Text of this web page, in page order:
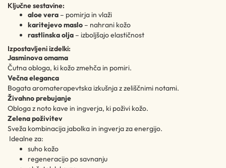
Ključne sestavine:
aloe vera – pomirja in vlaži
karitejevo maslo – nahrani kožo
rastlinska olja – izboljšajo elastičnost
Izpostavljeni izdelki:
Jasminova omama
Čutna obloga, ki kožo zmehča in pomiri.
Večna eleganca
Bogata aromaterapevtska izkušnja z zeliščnimi notami.
Živahno prebujanje
Obloga z noto kave in ingverja, ki poživi kožo.
Zelena poživitev
Sveža kombinacija jabolka in ingverja za energijo.
Idealne za:
suho kožo
regeneracijo po savnanju